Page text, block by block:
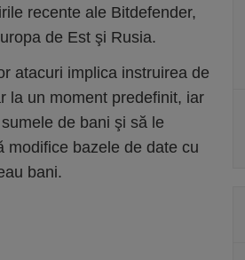
recente ale Bitdefender,
de Est şi Rusia.
atacuri implica instruirea de
la un moment predefinit, iar
de bani şi să le
modifice bazele de date cu
bani.